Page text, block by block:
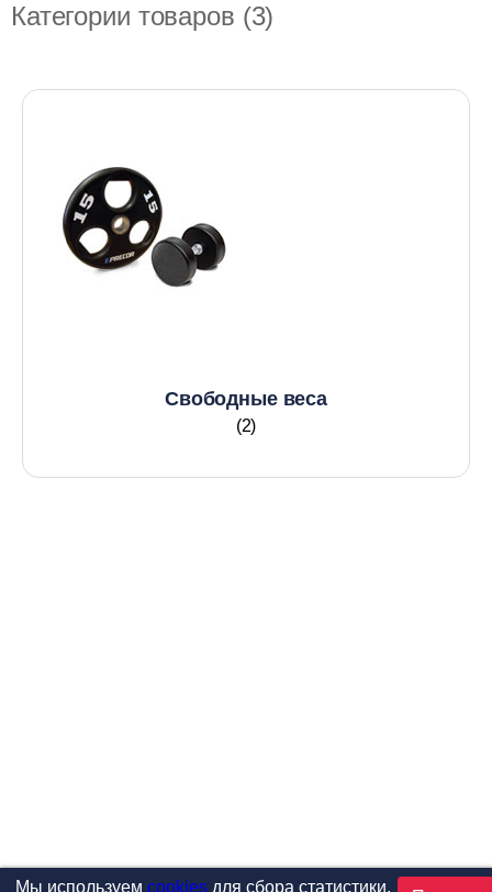
Категории товаров (3)
Свободные веса
(2)
Мы используем cookiesдля сбора статистики,